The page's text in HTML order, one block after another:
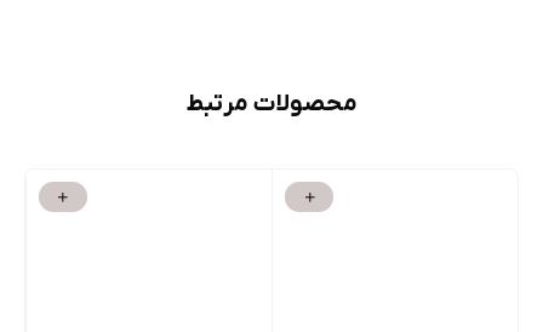
محصولات مرتبط